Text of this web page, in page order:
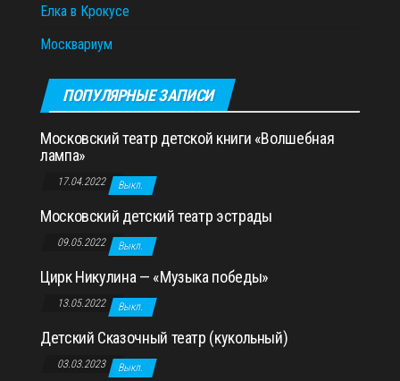
Елка в Крокусе
Москвариум
ПОПУЛЯРНЫЕ ЗАПИСИ
Московский театр детской книги «Волшебная
лампа»
17.04.2022 Выкл.
Московский детский театр эстрады
09.05.2022 Выкл.
Цирк Никулина — «Музыка победы»
13.05.2022 Выкл.
Детский Сказочный театр (кукольный)
03.03.2023 Выкл.